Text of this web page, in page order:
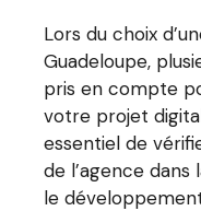
Lors du choix
Guadeloupe,
pris en compte
votre projet
essentiel de
de l’agence
le